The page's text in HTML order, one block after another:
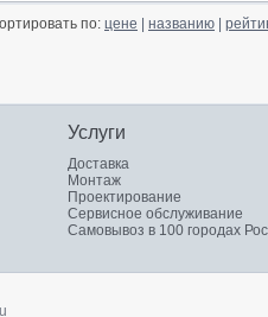
по: цене названию
Услуги
Доставка
Монтаж
Проектирование
Сервисное обслуживание
Самовывоз в 100 городах